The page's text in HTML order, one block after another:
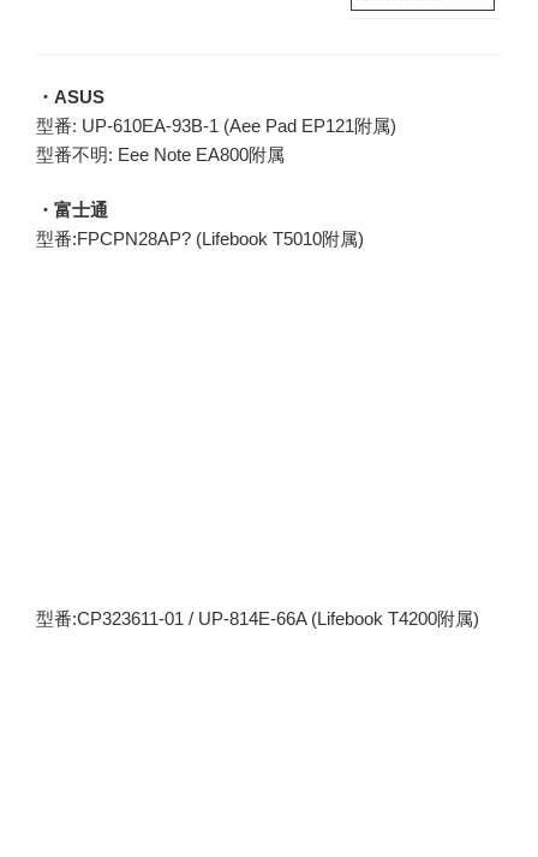
・ASUS
型番: UP-610EA-93B-1 (Aee Pad EP121附属)
型番不明: Eee Note EA800附属
・富士通
型番:FPCPN28AP? (Lifebook T5010附属)
型番:CP323611-01 / UP-814E-66A (Lifebook T4200附属)